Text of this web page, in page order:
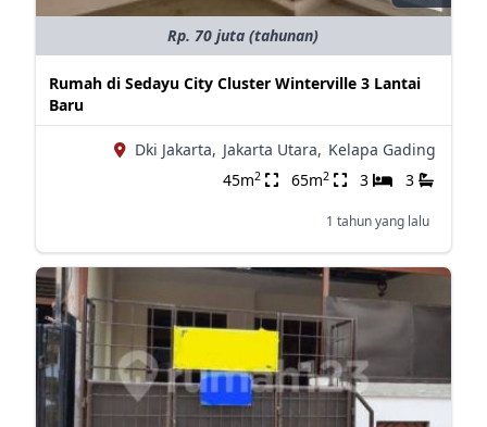
Rp. 70 juta (tahunan)
Rumah di Sedayu City Cluster Winterville 3 Lantai
Baru
Dki Jakarta, Jakarta Utara, Kelapa Gading
45m2 65m2 3 3
1 tahun yang lalu